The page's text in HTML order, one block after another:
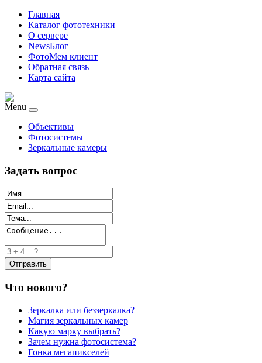
Главная
Каталог фототехники
О сервере
NewsБлог
ФотоМем клиент
Обратная связь
Карта сайта
Menu
Объективы
Фотосистемы
Зеркальные камеры
Задать вопрос
Что нового?
Зеркалка или беззеркалка?
Магия зеркальных камер
Какую марку выбрать?
Зачем нужна фотосистема?
Гонка мегапикселей